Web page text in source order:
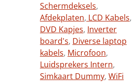
Schermdeksels,
Afdekplaten, LCD Kabels,
DVD Kapjes, Inverter
board's, Diverse laptop
kabels, Microfoon,
Luidsprekers Intern,
Simkaart Dummy, WiFi